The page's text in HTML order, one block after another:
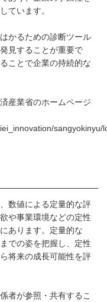
ています。
かるための診断ツール
見することが重要で
ことで企業の持続的な
産業省のホームページ
sangyokinyu/
数値による定量的な評
や事業環境などの定性
あります。定量的な
での姿を把握し、定性
将来の成長可能性を評
者が参照・共有するこ